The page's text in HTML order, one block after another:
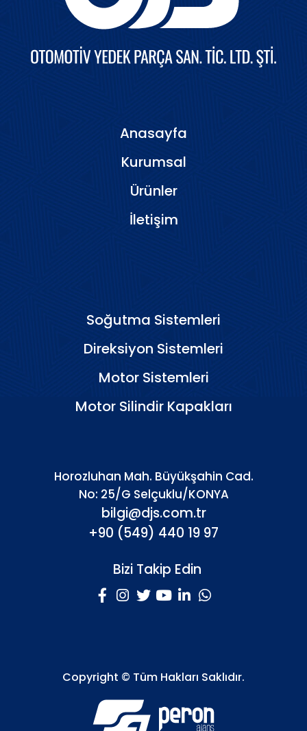
Anasayfa
Kurumsal
Ürünler
İletişim
Soğutma Sistemleri
Direksiyon Sistemleri
Motor Sistemleri
Motor Silindir Kapakları
Horozluhan Mah. Büyükşahin Cad.
No: 25/G Selçuklu/KONYA
bilgi@djs.com.tr
+90 (549) 440 19 97
Bizi Takip Edin
Copyright © Tüm Hakları Saklıdır.